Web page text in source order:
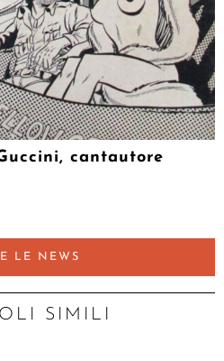
cantautore
LE NEWS
SIMILI